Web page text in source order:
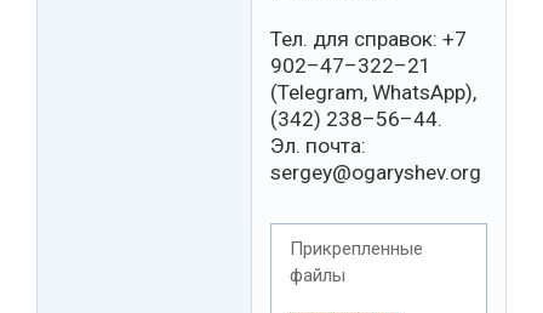
Тел. для справок: +7
902–47–322–21
(Telegram, WhatsApp),
(342) 238–56–44.
Эл. почта:
sergey@ogaryshev.org
Прикрепленные
файлы